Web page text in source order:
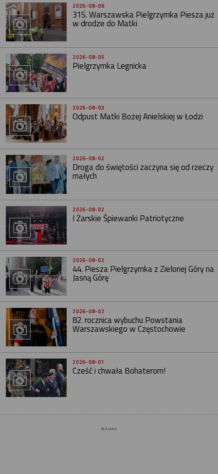
2026-08-06
315. Warszawska Pielgrzymka Piesza już
w drodze do Matki
2026-08-05
Pielgrzymka Legnicka
2026-08-03
Odpust Matki Bożej Anielskiej w Łodzi
2026-08-02
Droga do świętości zaczyna się od rzeczy
małych
2026-08-02
I Żarskie Śpiewanki Patriotyczne
2026-08-02
44. Piesza Pielgrzymka z Zielonej Góry na
Jasną Górę
2026-08-02
82. rocznica wybuchu Powstania
Warszawskiego w Częstochowie
2026-08-01
Cześć i chwała Bohaterom!
REKLAMA